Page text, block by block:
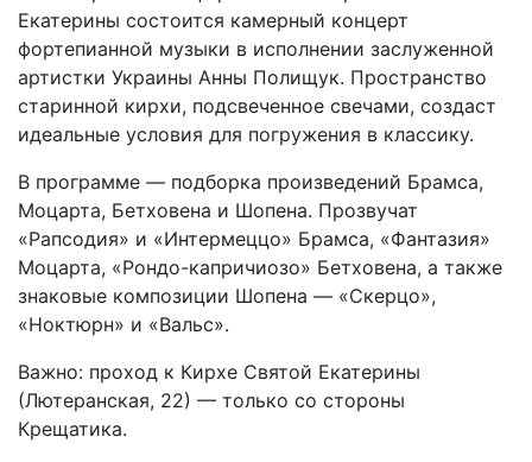
Екатерины состоится камерный концерт
фортепианной музыки в исполнении заслуженной
артистки Украины Анны Полищук. Пространство
старинной кирхи, подсвеченное свечами, создаст
идеальные условия для погружения в классику.
В программе — подборка произведений Брамса,
Моцарта, Бетховена и Шопена. Прозвучат
«Рапсодия» и «Интермеццо» Брамса, «Фантазия»
Моцарта, «Рондо-капричиозо» Бетховена, а также
знаковые композиции Шопена — «Скерцо»,
«Ноктюрн» и «Вальс».
Важно: проход к Кирхе Святой Екатерины
(Лютеранская, 22) — только со стороны
Крещатика.